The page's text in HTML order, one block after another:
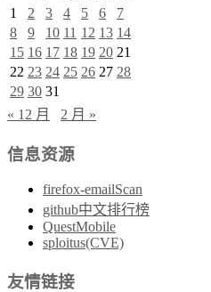
1
2 3 4 5 6
7
8
9 10 11 12 13 14
15 16 17 18 19 20 21
22 23 24 25 26 27 28
29 30 31
« 12 月
2 月 »
信息资源
firefox-emailScan
github中文排行榜
QuestMobile
sploitus(CVE)
友情链接